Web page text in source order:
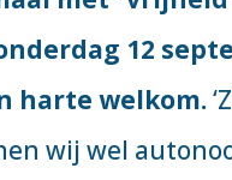
12
harte welkom.
wij wel